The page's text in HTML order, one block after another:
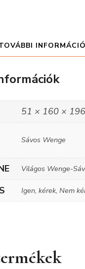
51 × 160 ×
Sávos Wenge
Világos Wenge-
Igen, kérek, Nem